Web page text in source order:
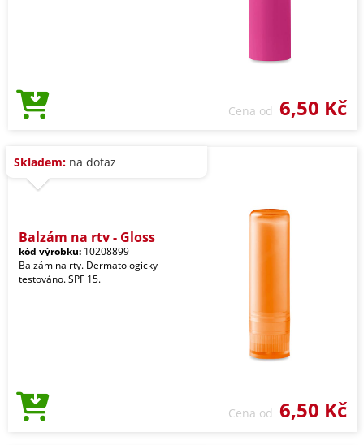
Cena od 6,50 Kč
Skladem: na dotaz
Balzám na rty - Gloss
kód výrobku: 10208899
Balzám na rty. Dermatologicky
testováno. SPF 15.
Cena od 6,50 Kč